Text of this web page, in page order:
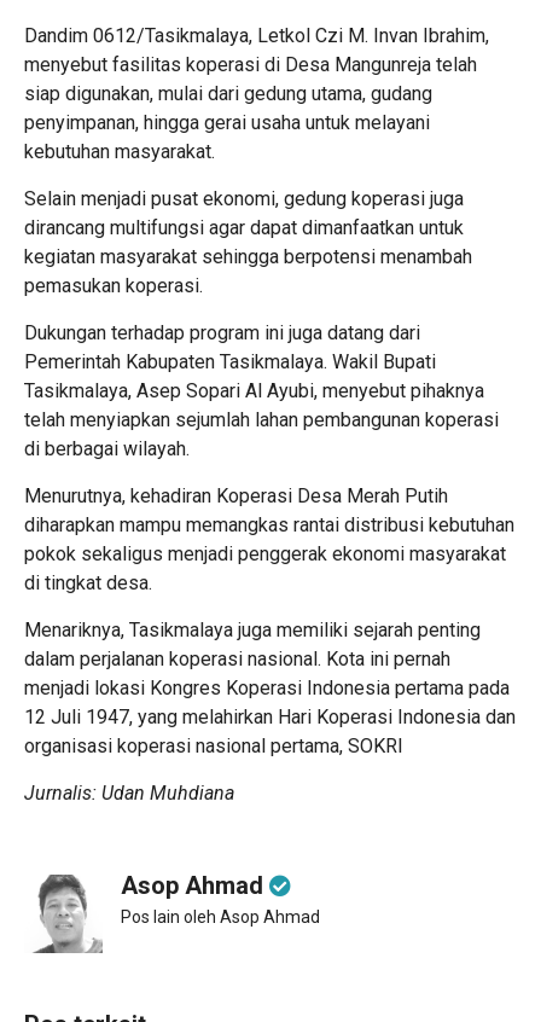
Dandim 0612/Tasikmalaya, Letkol Czi M. Invan Ibrahim,
menyebut fasilitas koperasi di Desa Mangunreja telah
siap digunakan, mulai dari gedung utama, gudang
penyimpanan, hingga gerai usaha untuk melayani
kebutuhan masyarakat.
Selain menjadi pusat ekonomi, gedung koperasi juga
dirancang multifungsi agar dapat dimanfaatkan untuk
kegiatan masyarakat sehingga berpotensi menambah
pemasukan koperasi.
Dukungan terhadap program ini juga datang dari
Pemerintah Kabupaten Tasikmalaya. Wakil Bupati
Tasikmalaya, Asep Sopari Al Ayubi, menyebut pihaknya
telah menyiapkan sejumlah lahan pembangunan koperasi
di berbagai wilayah.
Menurutnya, kehadiran Koperasi Desa Merah Putih
diharapkan mampu memangkas rantai distribusi kebutuhan
pokok sekaligus menjadi penggerak ekonomi masyarakat
di tingkat desa.
Menariknya, Tasikmalaya juga memiliki sejarah penting
dalam perjalanan koperasi nasional. Kota ini pernah
menjadi lokasi Kongres Koperasi Indonesia pertama pada
12 Juli 1947, yang melahirkan Hari Koperasi Indonesia dan
organisasi koperasi nasional pertama, SOKRI
Jurnalis: Udan Muhdiana
Asop Ahmad
Pos lain oleh Asop Ahmad